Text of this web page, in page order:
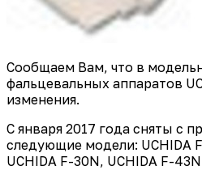
Сообщаем Вам, что в
фальцевальных аппаратов
изменения.
С января 2017 года сняты с
следующие модели: UCHIDA
UCHIDA F-30N, UCHIDA F-